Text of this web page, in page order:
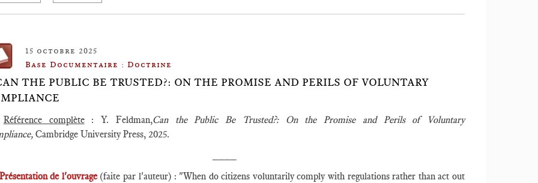
15 octobre 2025
Base Documentaire : Doctrine
THE PUBLIC BE TRUSTED?: ON THE PROMISE AND PERILS OF VOLUNTARY
Référence complète: Y. Feldman,Can the Public Be Trusted?: On the Promise and Perils of Voluntary
Cambridge University Press, 2025.
de l'ouvrage(faite par l'auteur) : "When do citizens voluntarily comply with regulations rather than act out